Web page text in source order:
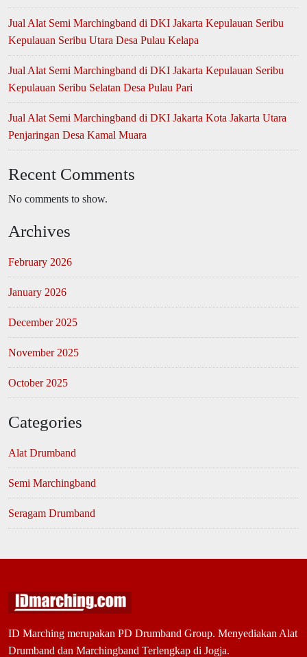
Jual Alat Semi Marchingband di DKI Jakarta Kepulauan Seribu
Kepulauan Seribu Utara Desa Pulau Kelapa
Jual Alat Semi Marchingband di DKI Jakarta Kepulauan Seribu
Kepulauan Seribu Selatan Desa Pulau Pari
Jual Alat Semi Marchingband di DKI Jakarta Kota Jakarta Utara
Penjaringan Desa Kamal Muara
Recent Comments
No comments to show.
Archives
February 2026
January 2026
December 2025
November 2025
October 2025
Categories
Alat Drumband
Semi Marchingband
Seragam Drumband
ID Marching merupakan PD Drumband Group. Menyediakan Alat
Drumband dan Marchingband Terlengkap di Jogja.